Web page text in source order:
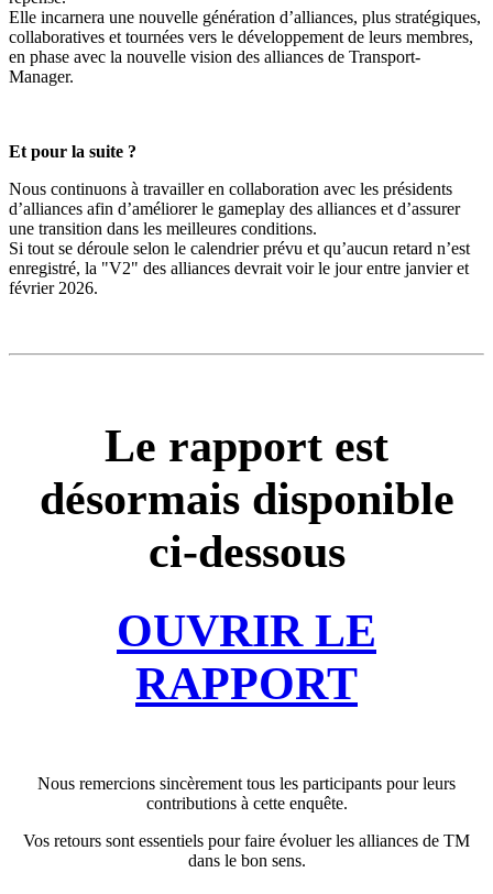
Elle incarnera une nouvelle génération d’alliances, plus stratégiques,
collaboratives et tournées vers le développement de leurs membres,
en phase avec la nouvelle vision des alliances de Transport-
Manager.
Et pour la suite ?
Nous continuons à travailler en collaboration avec les présidents
d’alliances afin d’améliorer le gameplay des alliances et d’assurer
une transition dans les meilleures conditions.
Si tout se déroule selon le calendrier prévu et qu’aucun retard n’est
enregistré, la "V2" des alliances devrait voir le jourentre janvier et
février 2026.
Le rapport est
désormais disponible
ci-dessous
OUVRIR LE
RAPPORT
Nous remercions sincèrement tous les participants pour leurs
contributions à cette enquête.
Vos retours sont essentiels pour faire évoluer les alliances de TM
dans le bon sens.